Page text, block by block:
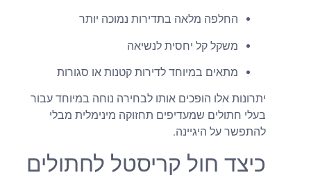
החלפה מלאה בתדירות נמוכה יותר
משקל קל יחסית לנשיאה
מתאים במיוחד לדירות קטנות או סגורות
יתרונות אלו הופכים אותו לבחירה נוחה במיוחד עבור
בעלי חתולים שמעדיפים תחזוקה מינימלית מבלי
להתפשר על היגיינה.
כיצד חול קריסטל לחתולים